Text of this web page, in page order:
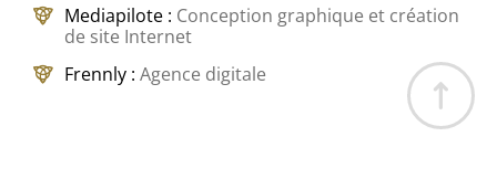
Mediapilote : Conception graphique et création
de site Internet
Frennly : Agence digitale